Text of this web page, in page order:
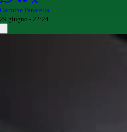
Carmine Panarella
29 giugno - 22:24